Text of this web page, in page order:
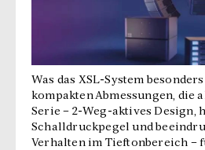
Was das XSL-System
kompakten Abmessungen, die
Serie – 2-Weg-aktives Design,
Schalldruckpegel und
Verhalten im Tieftonbereich –